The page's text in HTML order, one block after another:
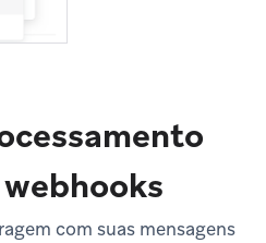
com suas mensagens